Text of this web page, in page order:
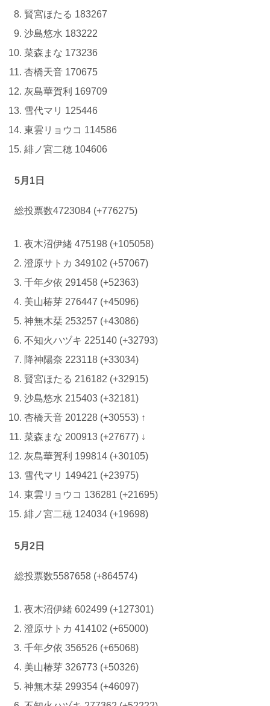
賢宮ほたる 183267
沙島悠水 183222
菜森まな 173236
杏橋天音 170675
灰島華賀利 169709
雪代マリ 125446
東雲リョウコ 114586
緋ノ宮二穂 104606
5月1日
総投票数4723084 (+776275)
夜木沼伊緒 475198 (+105058)
澄原サトカ 349102 (+57067)
千年夕依 291458 (+52363)
美山椿芽 276447 (+45096)
神無木栞 253257 (+43086)
不知火ハヅキ 225140 (+32793)
降神陽奈 223118 (+33034)
賢宮ほたる 216182 (+32915)
沙島悠水 215403 (+32181)
杏橋天音 201228 (+30553) ↑
菜森まな 200913 (+27677) ↓
灰島華賀利 199814 (+30105)
雪代マリ 149421 (+23975)
東雲リョウコ 136281 (+21695)
緋ノ宮二穂 124034 (+19698)
5月2日
総投票数5587658 (+864574)
夜木沼伊緒 602499 (+127301)
澄原サトカ 414102 (+65000)
千年夕依 356526 (+65068)
美山椿芽 326773 (+50326)
神無木栞 299354 (+46097)